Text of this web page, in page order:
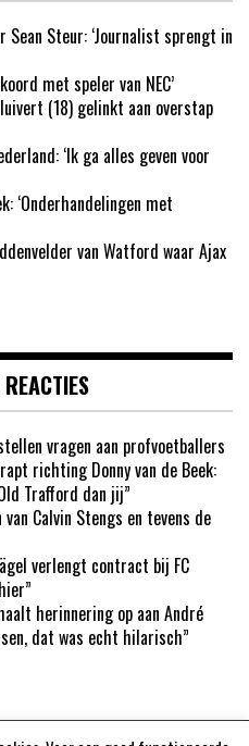
Steur: ‘Journalist sprengt in
met speler van NEC’
(18) gelinkt aan overstap
‘Ik ga alles geven voor
‘Onderhandelingen met
van Watford waar Ajax
vragen aan profvoetballers
richting Donny van de Beek:
Trafford dan jij”
Calvin Stengs en tevens de
verlengt contract bij FC
herinnering op aan André
dat was echt hilarisch”